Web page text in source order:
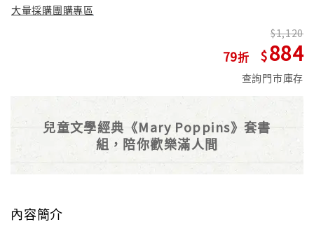
大量採購團購專區
79
1,120
884
查詢門市庫存
兒童文學經典《Mary Poppins》套書
組，陪你歡樂滿人間
內容簡介